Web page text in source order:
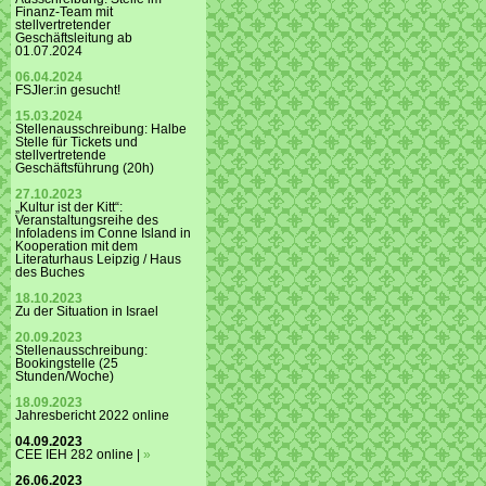
Finanz-Team mit
stellvertretender
Geschäftsleitung ab
01.07.2024
06.04.2024
FSJler:in gesucht!
15.03.2024
Stellenausschreibung: Halbe
Stelle für Tickets und
stellvertretende
Geschäftsführung (20h)
27.10.2023
„Kultur ist der Kitt“:
Veranstaltungsreihe des
Infoladens im Conne Island in
Kooperation mit dem
Literaturhaus Leipzig / Haus
des Buches
18.10.2023
Zu der Situation in Israel
20.09.2023
Stellenausschreibung:
Bookingstelle (25
Stunden/Woche)
18.09.2023
Jahresbericht 2022 online
04.09.2023
CEE IEH 282 online | »
26.06.2023